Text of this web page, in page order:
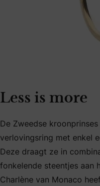
Less is more
De Zweedse
verlovingsring met enkel
Deze draagt ze in
fonkelende steentjes aan
Charlène van Monaco